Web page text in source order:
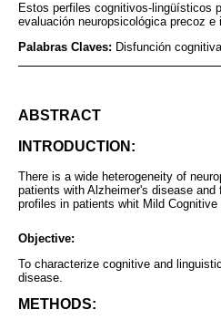
Estos perfiles cognitivos-lingüísticos
evaluación neuropsicológica precoz
Palabras Claves: Disfunción
ABSTRACT
INTRODUCTION:
There is a wide heterogeneity of
patients with Alzheimer's disease
profiles in patients whit Mild
Objective:
To characterize cognitive and
disease.
METHODS: